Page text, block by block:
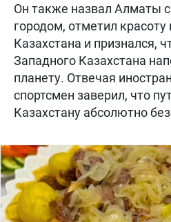
Он также назвал Алматы
городом, отметил
Казахстана и признался,
Западного Казахстана
планету. Отвечая
спортсмен заверил, что
Казахстану абсолютно